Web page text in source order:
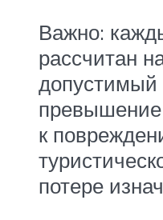
Важно:
рассчитан
допустимый
к
потере